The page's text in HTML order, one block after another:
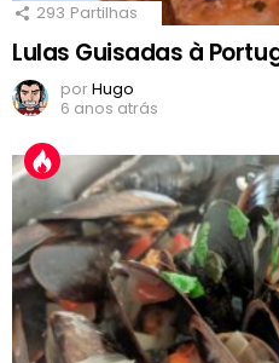
293 Partilhas
Lulas Guisadas à
porHugo
6 anos atrás